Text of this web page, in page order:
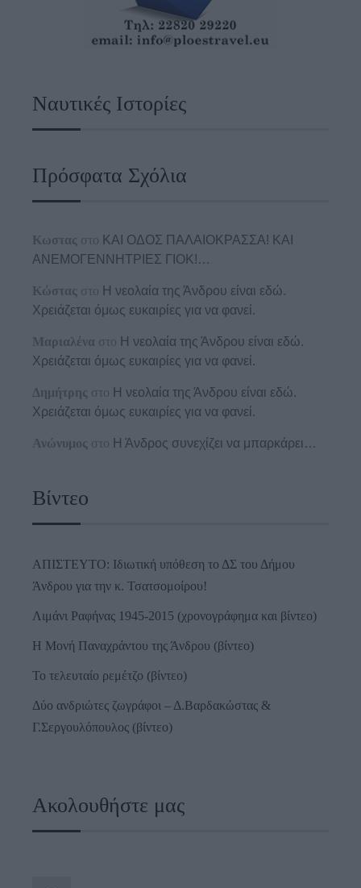
Ναυτικές Ιστορίες
Πρόσφατα Σχόλια
Κωστας στο ΚΑΙ ΟΔΟΣ ΠΑΛΑIΟΚΡΑΣΣΑ! ΚΑΙ
ΑΝΕΜΟΓΕΝΝΗΤΡΙΕΣ ΓΙΟΚ!…
Κώστας στο Η νεολαία της Άνδρου είναι εδώ.
Χρειάζεται όμως ευκαιρίες για να φανεί.
Μαριαλένα στο Η νεολαία της Άνδρου είναι εδώ.
Χρειάζεται όμως ευκαιρίες για να φανεί.
Δημήτρης στο Η νεολαία της Άνδρου είναι εδώ.
Χρειάζεται όμως ευκαιρίες για να φανεί.
Ανώνυμος στο Η Άνδρος συνεχίζει να μπαρκάρει…
Βίντεο
ΑΠΙΣΤΕΥΤΟ: Ιδιωτική υπόθεση το ΔΣ του Δήμου
Άνδρου για την κ. Τσατσομοίρου!
Λιμάνι Ραφήνας 1945-2015 (χρονογράφημα και βίντεο)
Η Μονή Παναχράντου της Άνδρου (βίντεο)
Το τελευταίο ρεμέτζο (βίντεο)
Δύο ανδριώτες ζωγράφοι – Δ.Βαρδακώστας &
Γ.Σεργουλόπουλος (βίντεο)
Ακολουθήστε μας